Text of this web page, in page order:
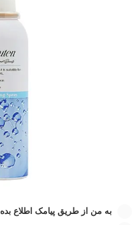
به من از طریق پیامک اطلاع بده